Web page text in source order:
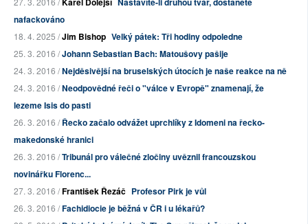
nafackováno
18. 4. 2025 /Jim Bishop Velký pátek: Tři hodiny odpoledne
25. 3. 2016 /Johann Sebastian Bach: Matoušovy pašije
24. 3. 2016 /Nejděsivější na bruselských útocích je naše reakce na ně
24. 3. 2016 /Neodpovědné řeči o "válce v Evropě" znamenají, že
lezeme Isis do pasti
26. 3. 2016 /Řecko začalo odvážet uprchlíky z Idomeni na řecko-
makedonské hranici
26. 3. 2016 /Tribunál pro válečné zločiny uvěznil francouzskou
novinářku Florenc...
27. 3. 2016 /František Řezáč Profesor Pirk je vůl
26. 3. 2016 /Fachidiocie je běžná v ČR i u lékařů?